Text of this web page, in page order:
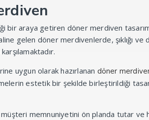
araya getiren döner merdiven
gelen döner merdivenlerde, şıklığı ve
uygun olarak hazırlanan döner
estetik bir şekilde birleştirildiği
memnuniyetini ön planda tutar ve